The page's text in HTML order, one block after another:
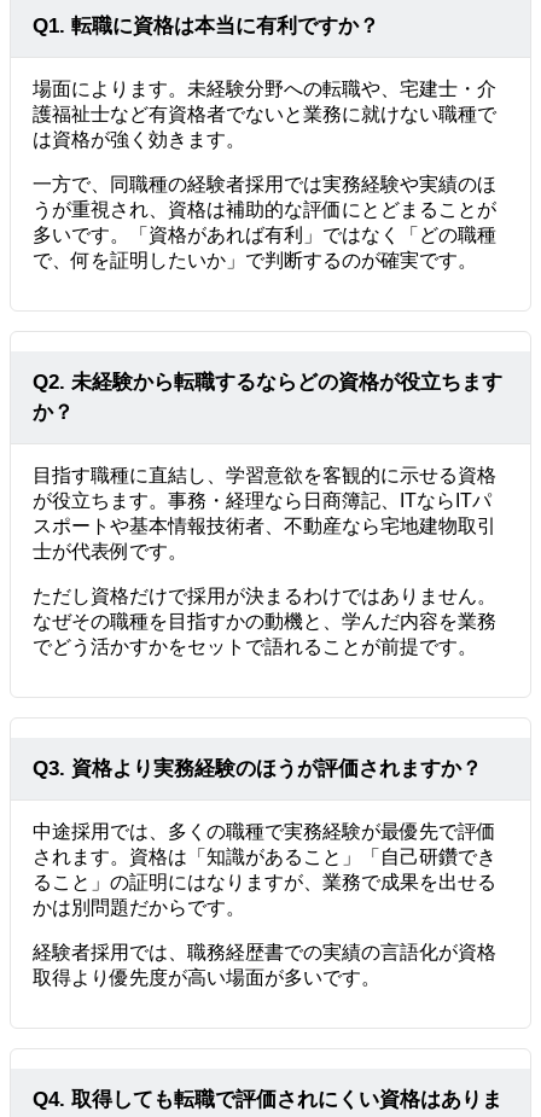
Q1. 転職に資格は本当に有利ですか？
場面によります。未経験分野への転職や、宅建士・介
護福祉士など有資格者でないと業務に就けない職種で
は資格が強く効きます。
一方で、同職種の経験者採用では実務経験や実績のほ
うが重視され、資格は補助的な評価にとどまることが
多いです。「資格があれば有利」ではなく「どの職種
で、何を証明したいか」で判断するのが確実です。
Q2. 未経験から転職するならどの資格が役立ちます
か？
目指す職種に直結し、学習意欲を客観的に示せる資格
が役立ちます。事務・経理なら日商簿記、ITならITパ
スポートや基本情報技術者、不動産なら宅地建物取引
士が代表例です。
ただし資格だけで採用が決まるわけではありません。
なぜその職種を目指すかの動機と、学んだ内容を業務
でどう活かすかをセットで語れることが前提です。
Q3. 資格より実務経験のほうが評価されますか？
中途採用では、多くの職種で実務経験が最優先で評価
されます。資格は「知識があること」「自己研鑽でき
ること」の証明にはなりますが、業務で成果を出せる
かは別問題だからです。
経験者採用では、職務経歴書での実績の言語化が資格
取得より優先度が高い場面が多いです。
Q4. 取得しても転職で評価されにくい資格はありま